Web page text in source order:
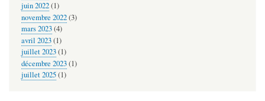
juin 2022(1)
novembre 2022(3)
mars 2023(4)
avril 2023(1)
juillet 2023(1)
décembre 2023(1)
juillet 2025(1)